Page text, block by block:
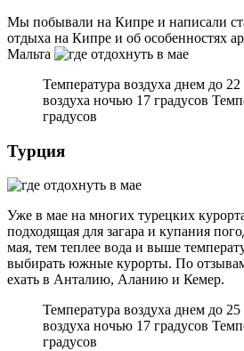
Мы побывали на Кипре и написали
отдыха на Кипре и об особенностях
Мальта
Температура воздуха днем до
воздуха ночью 17 градусов
градусов
Турция
Уже в мае на многих турецких
подходящая для загара и купания
мая, тем теплее вода и выше
выбирать южные курорты. По
ехать в Анталию, Аланию и Кемер.
Температура воздуха днем до
воздуха ночью 17 градусов
градусов